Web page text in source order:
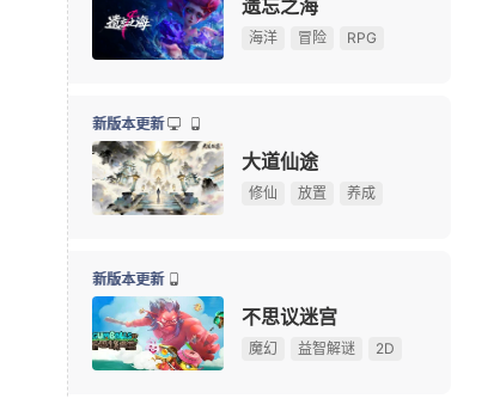
游戏早报：九阴新作细节曝光，粉丝自制魔兽即将上线
75岁初代“神奇女侠”晒沐浴照 网友感叹颜值冻龄
多图预警！CJ咪咕游戏展台高颜值游戏角色全捕捉
《永恒之塔2》现场COS精彩回顾，哪一位Cos角色最
【测试资格活动】前20人必得《天堂：血统》首测资格
剑网三《鹅鸭杀》联动，金山世游展台被玩家“攻陷”
ChinaJoy 第一天，《街头篮球》热血直上篮筐
正惊GIF：表情如此羞涩！美女这个表情，让人遐想连
ChinaJoy现场小姐姐分享：云逛展福利这不就来了
遗忘之海
海洋 冒险 RPG
新版本更新
大道仙途
修仙 放置 养成
新版本更新
不思议迷宫
魔幻 益智解谜 2D